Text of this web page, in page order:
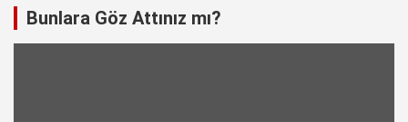
Bunlara Göz Attınız mı?